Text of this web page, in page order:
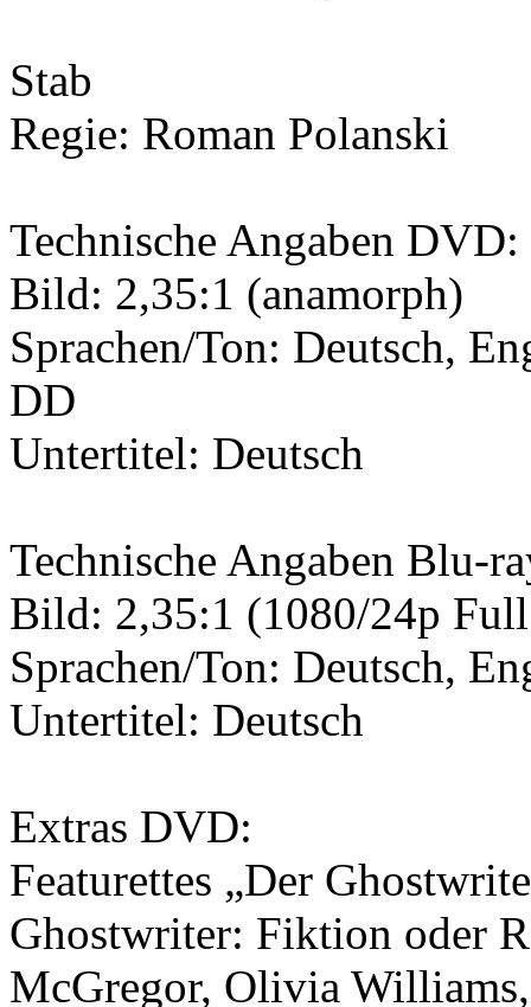
Stab
Regie: Roman Polanski
Technische Angaben DVD:
Bild: 2,35:1 (anamorph)
Sprachen/Ton: Deutsch,
DD
Untertitel: Deutsch
Technische Angaben Blu-
Bild: 2,35:1 (1080/24p
Sprachen/Ton: Deutsch,
Untertitel: Deutsch
Extras DVD:
Featurettes „Der
Ghostwriter: Fiktion oder
McGregor, Olivia